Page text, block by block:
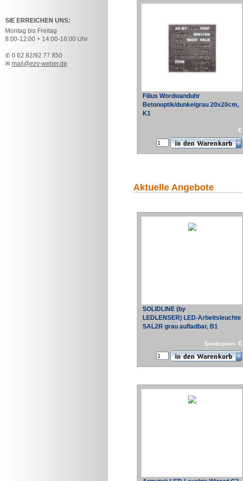
SIE ERREICHEN UNS:
Montag bis Freitag
8:00-12:00 + 14:00-18:00 Uhr
✆ 0 62 82/92 77 850
✉ mail@ezv-weber.de
Filius Wordwanduhr
Betonoptik/dunkelgrau 20x20cm,
K1
€
Aktuelle Angebote
SOLIDLINE (by
LEDLENSER) LED-Arbeitsleuchte
SAL2R grau aufladbar, B1
Sonderpreis €